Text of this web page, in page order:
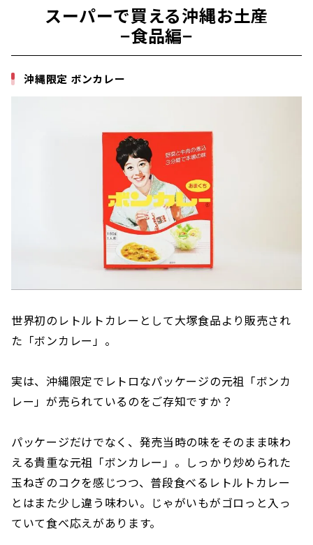
沖縄発の万能ソース ELI SAUCE (エリソース)
スーパーで買える沖縄お土産 −お菓子編−
丸玉製菓 タンナファクルー
玉木製菓 味亀せんべい
小麦粉を使ったせんべい 天使のはね
チビまる塩せんべい
スーパーで買える沖縄お土産 −飲み物編−
マルマサ ミキ / 黒糖玄米
沖縄限定 ファンタ シークワーサー
沖縄限定 紅茶花伝 ガーデンシリーズ
スーパーで買える沖縄お土産
−食品編−
沖縄限定 ボンカレー
世界初のレトルトカレーとして大塚食品より販売され
た「ボンカレー」。
実は、沖縄限定でレトロなパッケージの元祖「ボンカ
レー」が売られているのをご存知ですか？
パッケージだけでなく、発売当時の味をそのまま味わ
える貴重な元祖「ボンカレー」。しっかり炒められた
玉ねぎのコクを感じつつ、普段食べるレトルトカレー
とはまた少し違う味わい。じゃがいもがゴロっと入っ
ていて食べ応えがあります。